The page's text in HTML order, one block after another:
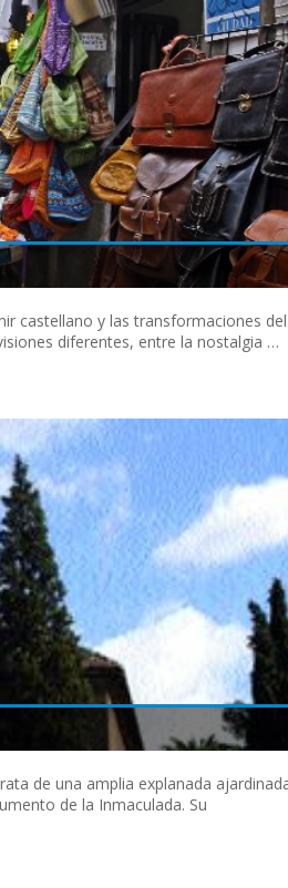
castellano y las transformaciones del
diferentes, entre la nostalgia …
de una amplia explanada
de la Inmaculada. Su